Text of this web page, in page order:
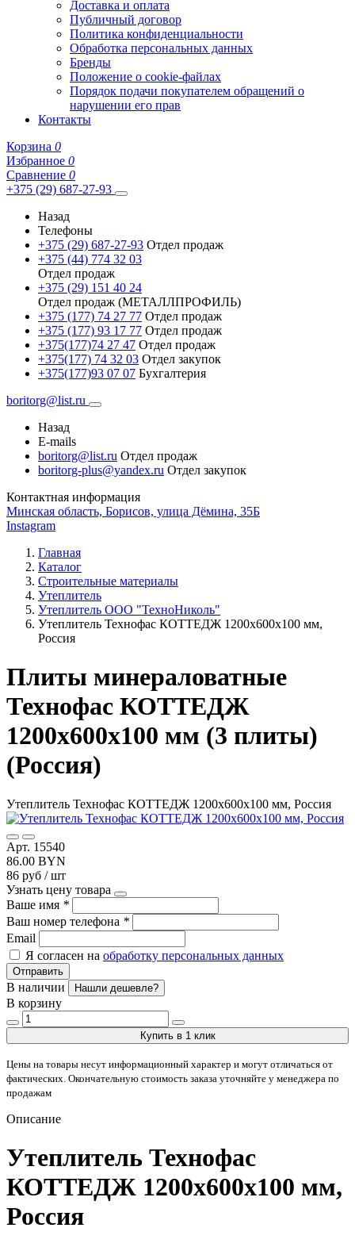
Доставка и оплата
Публичный договор
Политика конфиденциальности
Обработка персональных данных
Бренды
Положение о cookie-файлах
Порядок подачи покупателем обращений о
нарушении его прав
Контакты
Корзина 0
Избранное 0
Сравнение 0
+375 (29) 687-27-93
Назад
Телефоны
+375 (29) 687-27-93 Отдел продаж
+375 (44) 774 32 03
Отдел продаж
+375 (29) 151 40 24
Отдел продаж (МЕТАЛЛПРОФИЛЬ)
+375 (177) 74 27 77 Отдел продаж
+375 (177) 93 17 77 Отдел продаж
+375(177)74 27 47 Отдел продаж
+375(177) 74 32 03 Отдел закупок
+375(177)93 07 07 Бухгалтерия
boritorg@list.ru
Назад
E-mails
boritorg@list.ru Отдел продаж
boritorg-plus@yandex.ru Отдел закупок
Контактная информация
Минская область, Борисов, улица Дёмина, 35Б
Instagram
Главная
Каталог
Строительные материалы
Утеплитель
Утеплитель ООО "ТехноНиколь"
Утеплитель Технофас КОТТЕДЖ 1200х600х100 мм,
Россия
Плиты минераловатные
Технофас КОТТЕДЖ
1200х600х100 мм (3 плиты)
(Россия)
Утеплитель Технофас КОТТЕДЖ 1200х600х100 мм, Россия
Арт. 15540
86.00 BYN
86 руб / шт
Узнать цену товара
Ваше имя *
Ваш номер телефона *
Email
Я согласен на обработку персональных данных
Отправить
В наличии Нашли дешевле?
В корзину
Купить в 1 клик
Цены на товары несут информационный характер и могут отличаться от
фактических. Окончательную стоимость заказа уточняйте у менеджера по
продажам
Описание
Утеплитель Технофас
КОТТЕДЖ 1200х600х100 мм,
Россия